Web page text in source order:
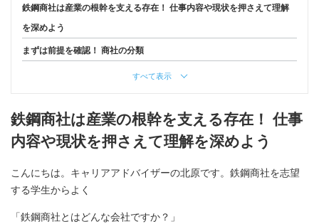
鉄鋼商社は産業の根幹を支える存在！ 仕事内容や現状を押さえて理解
を深めよう
まずは前提を確認！ 商社の分類
すべて表示
鉄鋼商社は産業の根幹を支える存在！ 仕事
内容や現状を押さえて理解を深めよう
こんにちは。キャリアアドバイザーの北原です。鉄鋼商社を志望
する学生からよく
「鉄鋼商社とはどんな会社ですか？」